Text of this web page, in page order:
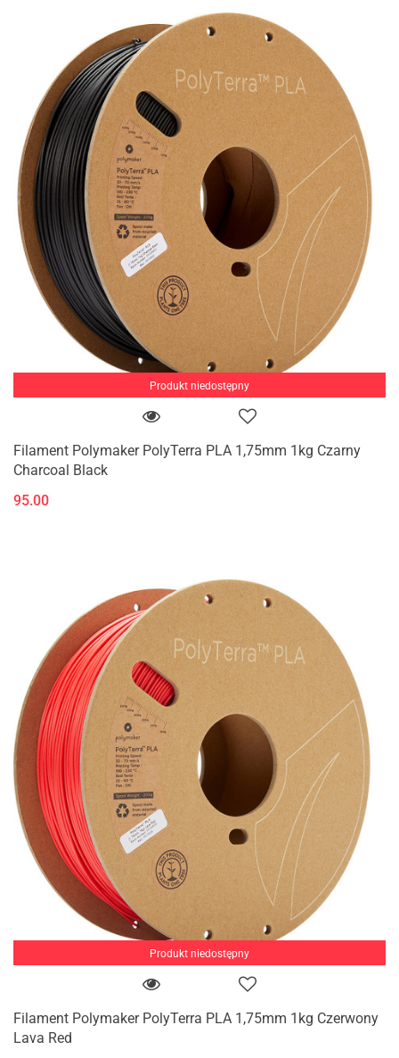
Produkt niedostępny
Filament Polymaker PolyTerra PLA 1,75mm 1kg Czarny
Charcoal Black
95.00
Produkt niedostępny
Filament Polymaker PolyTerra PLA 1,75mm 1kg Czerwony
Lava Red